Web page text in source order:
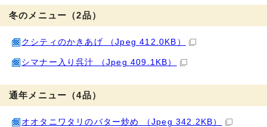
冬のメニュー（2品）
クシティのかきあげ （Jpeg 412.0KB）
シマナー入り呉汁 （Jpeg 409.1KB）
通年メニュー（4品）
オオタニワタリのバター炒め （Jpeg 342.2KB）